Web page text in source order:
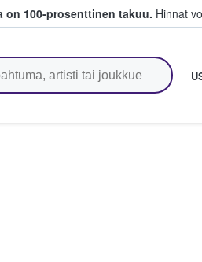
on 100-prosenttinen takuu. Hinnat